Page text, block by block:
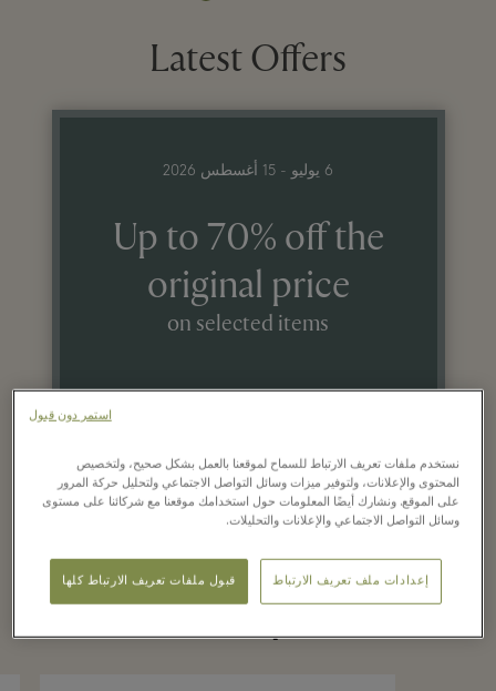
Latest Offers
6 يوليو - 15 أغسطس 2026
Up to 70% off the
original price
on selected items
Recently seen in the
نستخدم ملفات تعريف الارتباط للسماح لموقعنا بالعمل بشكل صحيح، ولتخصيص
المحتوى والإعلانات، ولتوفير ميزات وسائل التواصل الاجتماعي ولتحليل حركة المرور
على الموقع. ونشارك أيضًا المعلومات حول استخدامك موقعنا مع شركائنا على مستوى
وسائل التواصل الاجتماعي والإعلانات والتحليلات.
إعدادات ملف تعريف الارتباط قبول ملفات تعريف الارتباط كلها
استمر دون قبول